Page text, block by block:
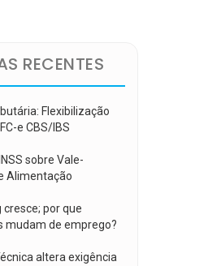
RECENTES
Flexibilização
e CBS/IBS
sobre Vale-
Alimentação
por que
mudam de emprego?
altera exigência